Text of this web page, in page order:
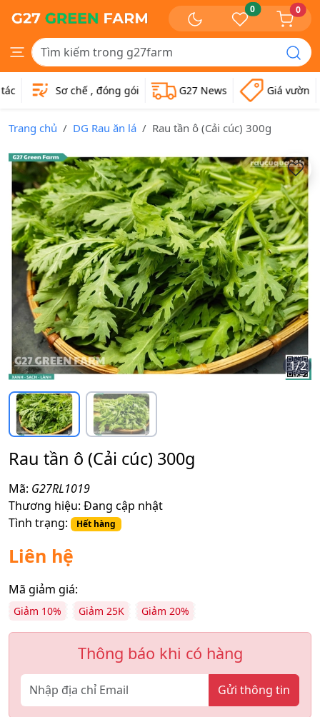
0 0
Sơ chế , đóng gói G27 News Giá vườn
Trang chủ DG Rau ăn lá Rau tần ô (Cải cúc) 300g
1/2
Rau tần ô (Cải cúc) 300g
Mã: G27RL1019
Thương hiệu: Đang cập nhật
Tình trạng:
Hết hàng
Liên hệ
Mã giảm giá:
Giảm 10% Giảm 25K Giảm 20%
Thông báo khi có hàng
Gửi thông tin